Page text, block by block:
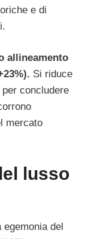
e di
allineamento
Si riduce
concludere
mercato
lusso
egemonia del